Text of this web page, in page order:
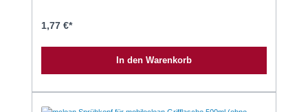
1,77 €*
In den Warenkorb